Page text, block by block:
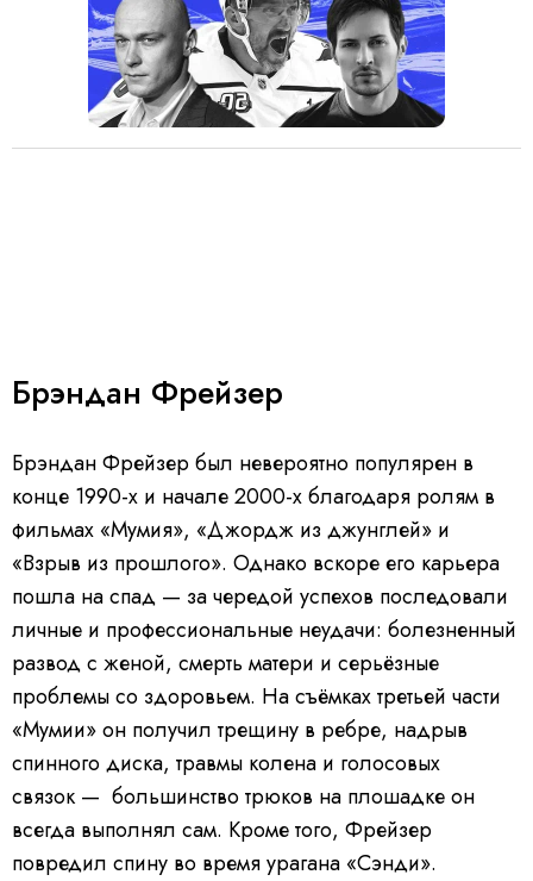
Брэндан Фрейзер
Брэндан Фрейзер был невероятно популярен в
конце 1990-х и начале 2000-х благодаря ролям в
фильмах «Мумия», «Джордж из джунглей» и
«Взрыв из прошлого». Однако вскоре его карьера
пошла на спад — за чередой успехов последовали
личные и профессиональные неудачи: болезненный
развод с женой, смерть матери и серьёзные
проблемы со здоровьем. На съёмках третьей части
«Мумии» он получил трещину в ребре, надрыв
спинного диска, травмы колена и голосовых
связок — большинство трюков на плошадке он
всегда выполнял сам. Кроме того, Фрейзер
повредил спину во время урагана «Сэнди».